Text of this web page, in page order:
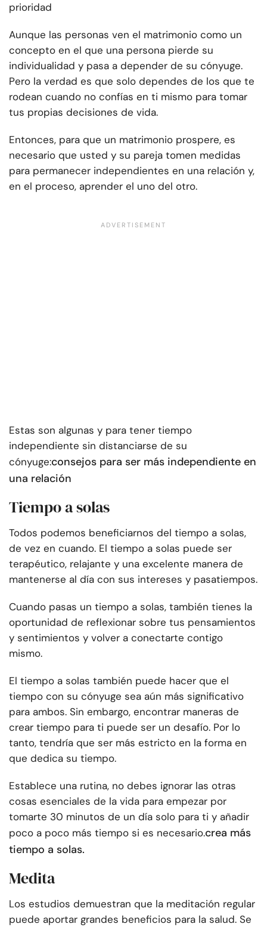
prioridad
Aunque las personas ven el matrimonio como un
concepto en el que una persona pierde su
individualidad y pasa a depender de su cónyuge.
Pero la verdad es que solo dependes de los que te
rodean cuando no confías en ti mismo para tomar
tus propias decisiones de vida.
Entonces, para que un matrimonio prospere, es
necesario que usted y su pareja tomen medidas
para permanecer independientes en una relación y,
en el proceso, aprender el uno del otro.
Estas son algunas y para tener tiempo
independiente sin distanciarse de su
cónyuge:consejos para ser más independiente en
una relación
Tiempo a solas
Todos podemos beneficiarnos del tiempo a solas,
de vez en cuando. El tiempo a solas puede ser
terapéutico, relajante y una excelente manera de
mantenerse al día con sus intereses y pasatiempos.
Cuando pasas un tiempo a solas, también tienes la
oportunidad de reflexionar sobre tus pensamientos
y sentimientos y volver a conectarte contigo
mismo.
El tiempo a solas también puede hacer que el
tiempo con su cónyuge sea aún más significativo
para ambos. Sin embargo, encontrar maneras de
crear tiempo para ti puede ser un desafío. Por lo
tanto, tendría que ser más estricto en la forma en
que dedica su tiempo.
Establece una rutina, no debes ignorar las otras
cosas esenciales de la vida para empezar por
tomarte 30 minutos de un día solo para ti y añadir
poco a poco más tiempo si es necesario.crea más
tiempo a solas.
Medita
Los estudios demuestran que la meditación regular
puede aportar grandes beneficios para la salud. Se